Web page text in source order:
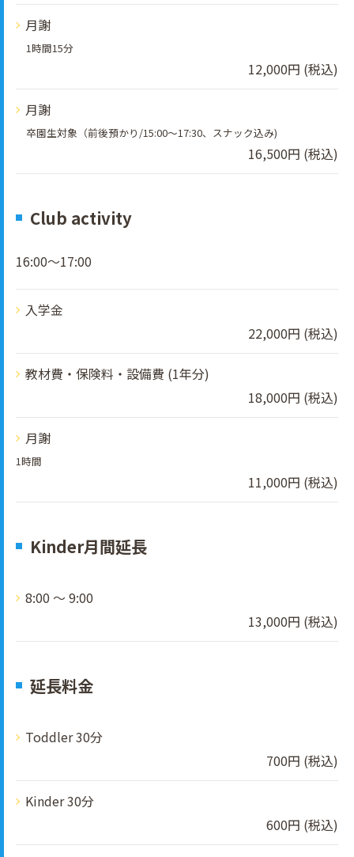
月謝
1時間15分
12,000円 (税込)
月謝
卒園生対象（前後預かり/15:00～17:30、スナック込み)
16,500円 (税込)
Club activity
16:00～17:00
入学金
22,000円 (税込)
教材費・保険料・設備費 (1年分)
18,000円 (税込)
月謝
1時間
11,000円 (税込)
Kinder月間延長
8:00 ～ 9:00
13,000円 (税込)
延長料金
Toddler 30分
700円 (税込)
Kinder 30分
600円 (税込)